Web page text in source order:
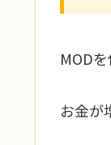
MOD
お金が